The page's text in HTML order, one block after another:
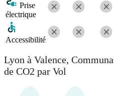
Prise
électrique
Accessibilité
Lyon à Valence,
de CO2 par Vol